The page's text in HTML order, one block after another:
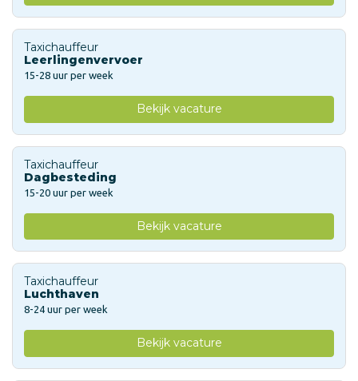
Taxichauffeur
Leerlingenvervoer
15-28 uur per week
Bekijk vacature
Taxichauffeur
Dagbesteding
15-20 uur per week
Bekijk vacature
Taxichauffeur
Luchthaven
8-24 uur per week
Bekijk vacature